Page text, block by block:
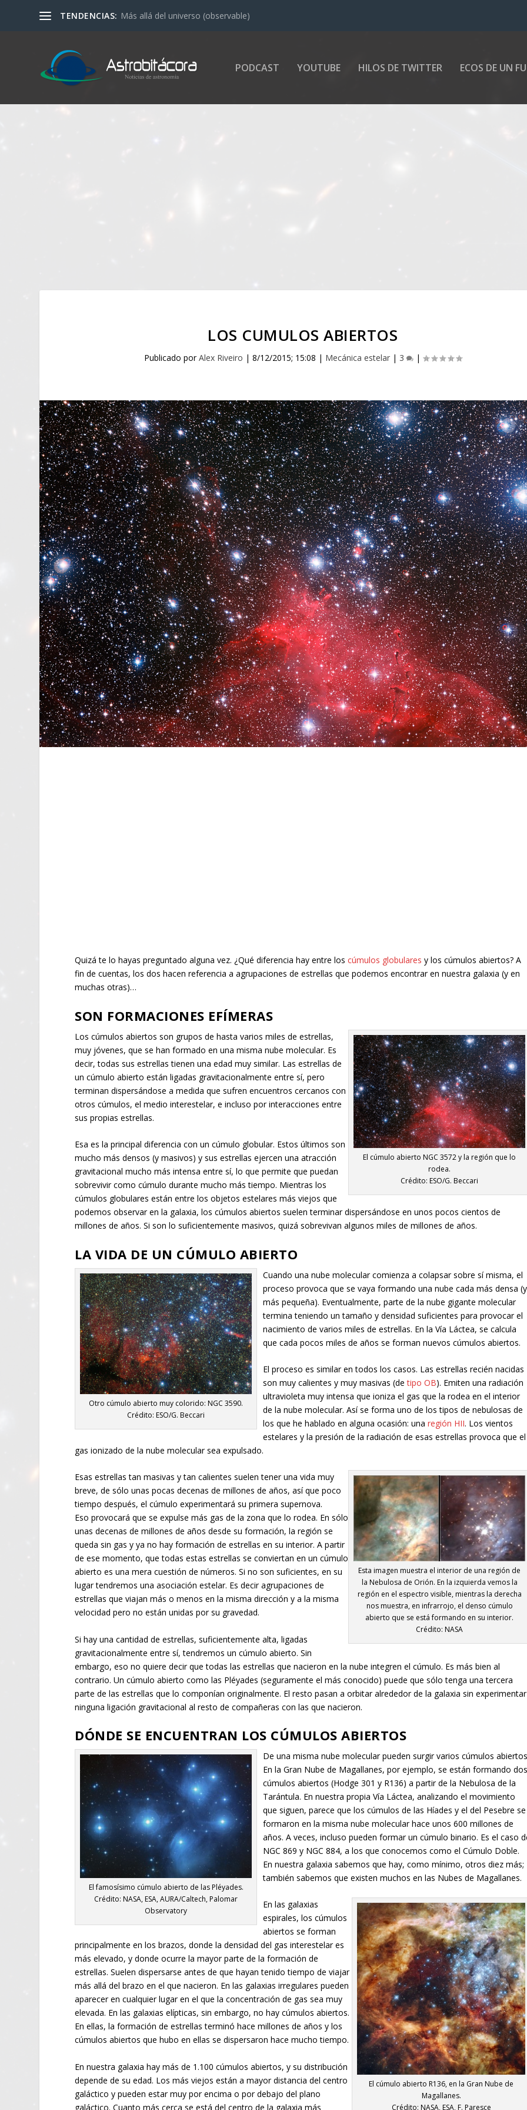
TENDENCIAS: Más allá del universo (observable)
PODCAST YOUTUBE HILOS DE TWITTER ECOS DE UN
LOS CUMULOS ABIERTOS
Publicado porAlex Riveiro | 8/12/2015; 15:08 | Mecánica estelar| 3 |
Quizá te lo hayas preguntado alguna vez. ¿Qué diferencia hay entre loscúmulos globulares y los cúmulos abiertos? A
fin de cuentas, los dos hacen referencia a agrupaciones de estrellas que podemos encontrar en nuestra galaxia (y en
muchas otras)…
SON FORMACIONES EFÍMERAS
El cúmulo abierto NGC 3572 y la región que lo
rodea.
Crédito: ESO/G. Beccari
Los cúmulos abiertos son grupos de hasta varios miles de estrellas,
muy jóvenes, que se han formado en una misma nube molecular. Es
decir, todas sus estrellas tienen una edad muy similar. Las estrellas de
un cúmulo abierto están ligadas gravitacionalmente entre sí, pero
terminan dispersándose a medida que sufren encuentros cercanos con
otros cúmulos, el medio interestelar, e incluso por interacciones entre
sus propias estrellas.
Esa es la principal diferencia con un cúmulo globular. Estos últimos son
mucho más densos (y masivos) y sus estrellas ejercen una atracción
gravitacional mucho más intensa entre sí, lo que permite que puedan
sobrevivir como cúmulo durante mucho más tiempo. Mientras los
cúmulos globulares están entre los objetos estelares más viejos que
podemos observar en la galaxia, los cúmulos abiertos suelen terminar dispersándose en unos pocos cientos de
millones de años. Si son lo suficientemente masivos, quizá sobrevivan algunos miles de millones de años.
LA VIDA DE UN CÚMULO ABIERTO
Otro cúmulo abierto muy colorido: NGC 3590.
Crédito: ESO/G. Beccari
Cuando una nube molecular comienza a colapsar sobre sí misma, el
proceso provoca que se vaya formando una nube cada más densa (y
más pequeña). Eventualmente, parte de la nube gigante molecular
termina teniendo un tamaño y densidad suficientes para provocar el
nacimiento de varios miles de estrellas. En la Vía Láctea, se calcula
que cada pocos miles de años se forman nuevos cúmulos abiertos.
El proceso es similar en todos los casos. Las estrellas recién nacidas
son muy calientes y muy masivas (detipo OB). Emiten una radiación
ultravioleta muy intensa que ioniza el gas que la rodea en el interior
de la nube molecular. Así se forma uno de los tipos de nebulosas de
los que he hablado en alguna ocasión: unaregión HII. Los vientos
estelares y la presión de la radiación de esas estrellas provoca que el
gas ionizado de la nube molecular sea expulsado.
Esta imagen muestra el interior de una región de
la Nebulosa de Orión. En la izquierda vemos la
región en el espectro visible, mientras la derecha
nos muestra, en infrarrojo, el denso cúmulo
abierto que se está formando en su interior.
Crédito: NASA
Esas estrellas tan masivas y tan calientes suelen tener una vida muy
breve, de sólo unas pocas decenas de millones de años, así que poco
tiempo después, el cúmulo experimentará su primera supernova.
Eso provocará que se expulse más gas de la zona que lo rodea. En sólo
unas decenas de millones de años desde su formación, la región se
queda sin gas y ya no hay formación de estrellas en su interior. A partir
de ese momento, que todas estas estrellas se conviertan en un cúmulo
abierto es una mera cuestión de números. Si no son suficientes, en su
lugar tendremos una asociación estelar. Es decir agrupaciones de
estrellas que viajan más o menos en la misma dirección y a la misma
velocidad pero no están unidas por su gravedad.
Si hay una cantidad de estrellas, suficientemente alta, ligadas
gravitacionalmente entre sí, tendremos un cúmulo abierto. Sin
embargo, eso no quiere decir que todas las estrellas que nacieron en la nube integren el cúmulo. Es más bien al
contrario. Un cúmulo abierto como las Pléyades (seguramente el más conocido) puede que sólo tenga una tercera
parte de las estrellas que lo componían originalmente. El resto pasan a orbitar alrededor de la galaxia sin experimentar
ninguna ligación gravitacional al resto de compañeras con las que nacieron.
DÓNDE SE ENCUENTRAN LOS CÚMULOS ABIERTOS
El famosísimo cúmulo abierto de las Pléyades.
Crédito: NASA, ESA, AURA/Caltech, Palomar
Observatory
De una misma nube molecular pueden surgir varios cúmulos
En la Gran Nube de Magallanes, por ejemplo, se están formando
cúmulos abiertos (Hodge 301 y R136) a partir de la Nebulosa de la
Tarántula. En nuestra propia Vía Láctea, analizando el movimiento
que siguen, parece que los cúmulos de las Híades y el del Pesebre se
formaron en la misma nube molecular hace unos 600 millones de
años. A veces, incluso pueden formar un cúmulo binario. Es el caso
NGC 869 y NGC 884, a los que conocemos como el Cúmulo Doble.
En nuestra galaxia sabemos que hay, como mínimo, otros diez más;
también sabemos que existen muchos en las Nubes de Magallanes.
El cúmulo abierto R136, en la Gran Nube de
Magallanes.
Crédito: NASA, ESA, F. Paresce
En las galaxias
espirales, los cúmulos
abiertos se forman
principalmente en los brazos, donde la densidad del gas interestelar es
más elevado, y donde ocurre la mayor parte de la formación de
estrellas. Suelen dispersarse antes de que hayan tenido tiempo de viajar
más allá del brazo en el que nacieron. En las galaxias irregulares pueden
aparecer en cualquier lugar en el que la concentración de gas sea muy
elevada. En las galaxias elípticas, sin embargo, no hay cúmulos abiertos.
En ellas, la formación de estrellas terminó hace millones de años y los
cúmulos abiertos que hubo en ellas se dispersaron hace mucho tiempo.
En nuestra galaxia hay más de 1.100 cúmulos abiertos, y su distribución
depende de su edad. Los más viejos están a mayor distancia del centro
galáctico y pueden estar muy por encima o por debajo del plano
galáctico. Cuanto más cerca se está del centro de la galaxia más